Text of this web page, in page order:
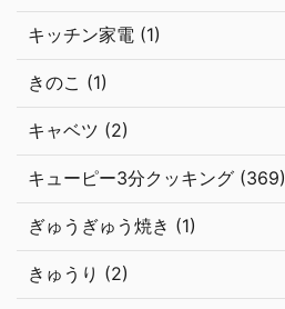
キッチン家電 (1)
きのこ (1)
キャベツ (2)
キューピー3分クッキング (369)
ぎゅうぎゅう焼き (1)
きゅうり (2)